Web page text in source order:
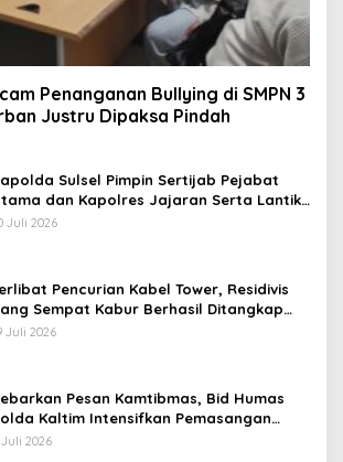
Penanganan Bullying di SMPN 3
Justru Dipaksa Pindah
Sulsel Pimpin Sertijab Pejabat
dan Kapolres Jajaran Serta Lantik
dan Kapolresta Gowa
Juli 2026
Pencurian Kabel Tower, Residivis
Sempat Kabur Berhasil Ditangkap
Gabungan di Jeneponto
Juli 2026
Pesan Kamtibmas, Bid Humas
Kaltim Intensifkan Pemasangan
serta Pembagian Stiker
Juli 2026